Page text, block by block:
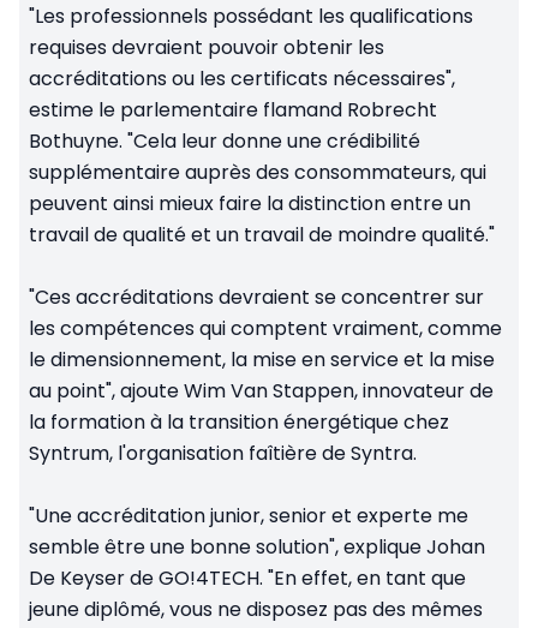
"Les professionnels possédant les qualifications
requises devraient pouvoir obtenir les
accréditations ou les certificats nécessaires",
estime le parlementaire flamand Robrecht
Bothuyne. "Cela leur donne une crédibilité
supplémentaire auprès des consommateurs, qui
peuvent ainsi mieux faire la distinction entre un
travail de qualité et un travail de moindre qualité."
"Ces accréditations devraient se concentrer sur
les compétences qui comptent vraiment, comme
le dimensionnement, la mise en service et la mise
au point", ajoute Wim Van Stappen, innovateur de
la formation à la transition énergétique chez
Syntrum, l'organisation faîtière de Syntra.
"Une accréditation junior, senior et experte me
semble être une bonne solution", explique Johan
De Keyser de GO!4TECH. "En effet, en tant que
jeune diplômé, vous ne disposez pas des mêmes